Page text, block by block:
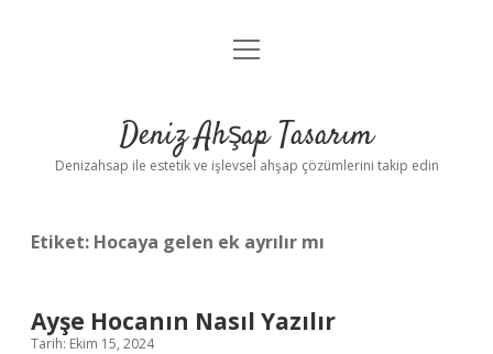
Anasayfa
Yasal Uyarı
menüyü
Deniz Ahşap Tasarım
Denizahsap ile estetik ve işlevsel ahşap çözümlerini takip edin
Etiket: Hocaya gelen ek ayrılır mı
Ayşe Hocanın Nasıl Yazılır
Tarih: Ekim 15, 2024